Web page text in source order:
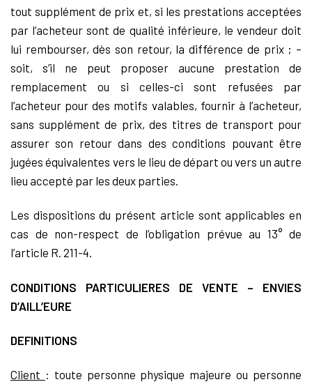
tout supplément de prix et, si les prestations acceptées
par l’acheteur sont de qualité inférieure, le vendeur doit
lui rembourser, dès son retour, la différence de prix ; –
soit, s’il ne peut proposer aucune prestation de
remplacement ou si celles-ci sont refusées par
l’acheteur pour des motifs valables, fournir à l’acheteur,
sans supplément de prix, des titres de transport pour
assurer son retour dans des conditions pouvant être
jugées équivalentes vers le lieu de départ ou vers un autre
lieu accepté par les deux parties.
Les dispositions du présent article sont applicables en
cas de non-respect de l’obligation prévue au 13° de
l’article R. 211-4.
CONDITIONS PARTICULIERES DE VENTE – ENVIES
D’AILL’EURE
DEFINITIONS
Client : toute personne physique majeure ou personne